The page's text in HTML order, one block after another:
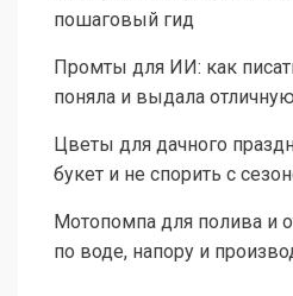
пошаговый гид
Промты для ИИ: как
поняла и выдала
Цветы для дачного
букет и не спорить с
Мотопомпа для полива и
по воде, напору и